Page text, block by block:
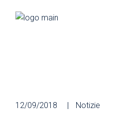
12/09/2018 Notizie